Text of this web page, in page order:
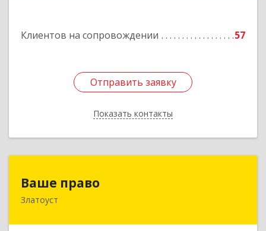
Клиентов на сопровождении 57
Отправить заявку
Показать контакты
Отправить заявку
Назад
Ваше право
Златоуст